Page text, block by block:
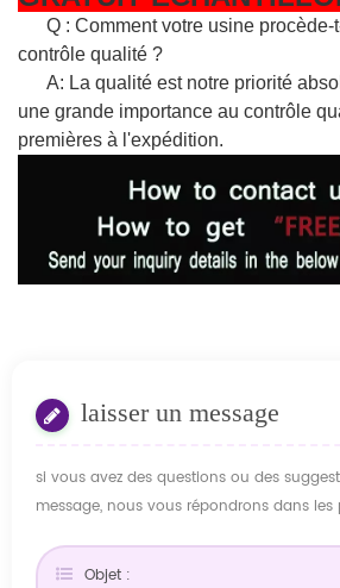
Q : Comment votre usine
contrôle qualité ?
A: La qualité est notre priorité
une grande importance au contrôle
premières à l'expédition.
laisser un message
si vous avez des questions ou des
message, nous vous répondrons dans les
Objet :